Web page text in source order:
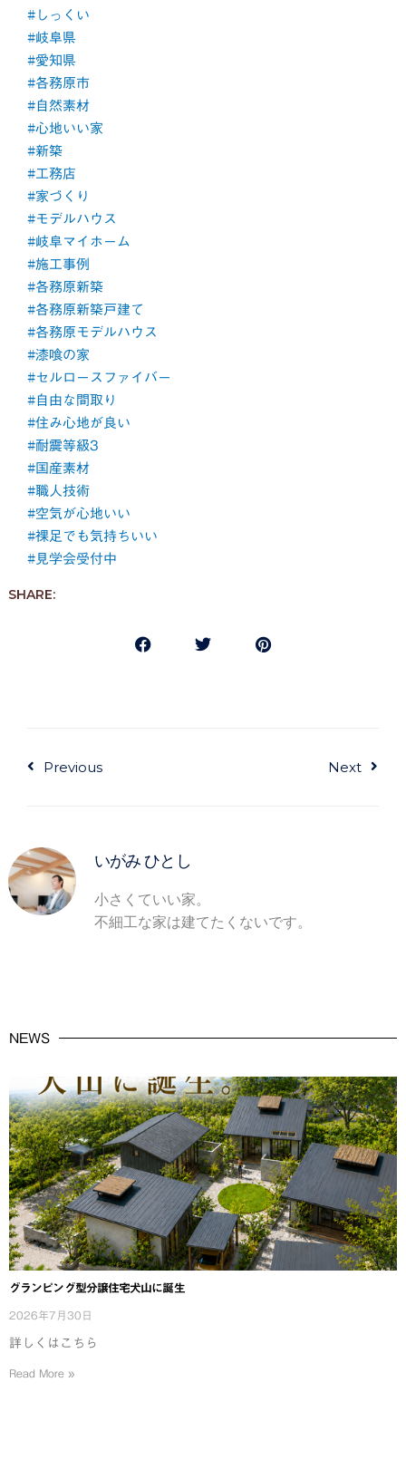
#しっくい
#岐阜県
#愛知県
#各務原市
#自然素材
#心地いい家
#新築
#工務店
#家づくり
#モデルハウス
#岐阜マイホーム
#施工事例
#各務原新築
#各務原新築戸建て
#各務原モデルハウス
#漆喰の家
#セルロースファイバー
#自由な間取り
#住み心地が良い
#耐震等級3
#国産素材
#職人技術
#空気が心地いい
#裸足でも気持ちいい
#見学会受付中
SHARE:
Previous Next
いがみ ひとし
小さくていい家。
不細工な家は建てたくないです。
NEWS
グランピング型分譲住宅犬山に誕生
2026年7月30日
詳しくはこちら
Read More »